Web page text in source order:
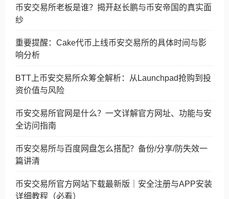
币安交易所老板是谁？揭开赵长鹏与币安帝国的真实面
纱
重要提醒：Cake代币上线币安交易所的具体时间与影
响分析
BTT上币安交易所众筹全解析：从Launchpad抢购到投
资价值与风险
币安交易所官网是什么？一文详解官方网址、功能与安
全访问指南
币安交易所与百度网盘怎么搭配？备份/分享/防失效一
篇讲清
币安交易所官方网站下载最新版｜安全注册与APP安装
详细教程（必看）